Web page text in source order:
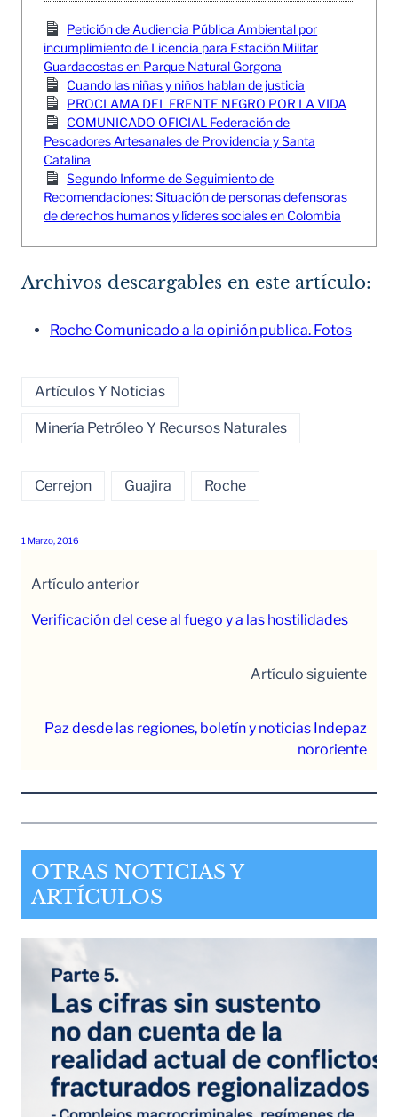
Petición de Audiencia Pública Ambiental por
incumplimiento de Licencia para Estación Militar
Guardacostas en Parque Natural Gorgona
Cuando las niñas y niños hablan de justicia
PROCLAMA DEL FRENTE NEGRO POR LA VIDA
COMUNICADO OFICIAL Federación de
Pescadores Artesanales de Providencia y Santa
Catalina
Segundo Informe de Seguimiento de
Recomendaciones: Situación de personas defensoras
de derechos humanos y líderes sociales en Colombia
Archivos descargables en este artículo:
Roche Comunicado a la opinión publica. Fotos
Artículos Y Noticias
Minería Petróleo Y Recursos Naturales
Cerrejon Guajira Roche
1 Marzo, 2016
Artículo anterior
Verificación del cese al fuego y a las hostilidades
Artículo siguiente
Paz desde las regiones, boletín y noticias Indepaz
nororiente
OTRAS NOTICIAS Y
ARTÍCULOS